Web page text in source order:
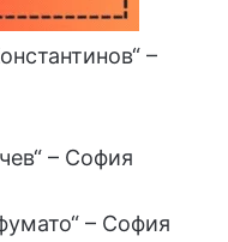
–
– София
– София